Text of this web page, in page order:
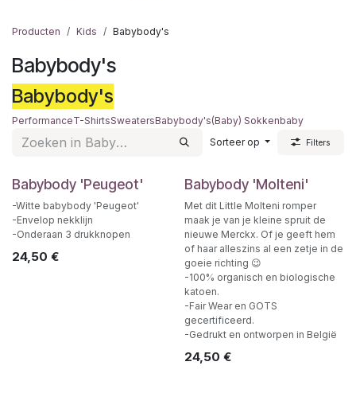
Producten Kids Babybody's
Babybody's
Babybody's
PerformanceT-ShirtsSweatersBabybody's(Baby) Sokken​baby
Sorteer op
Filters
Babybody 'Peugeot'
-Witte babybody 'Peugeot'
-Envelop nekklijn
-Onderaan 3 drukknopen
24,50 €
Babybody 'Molteni'
Met dit Little Molteni romper
maak je van je kleine spruit de
nieuwe Merckx. Of je geeft hem
of haar alleszins al een zetje in de
goeie richting 😉
-100% organisch en biologische
katoen.
-Fair Wear en GOTS
gecertificeerd.
-Gedrukt en ontworpen in België
24,50 €